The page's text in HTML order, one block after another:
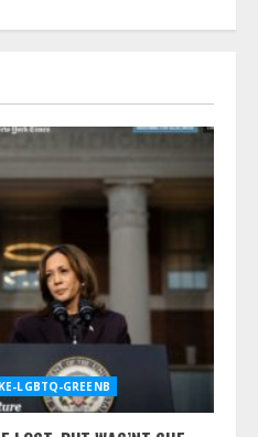
LGBTQ-GREENB